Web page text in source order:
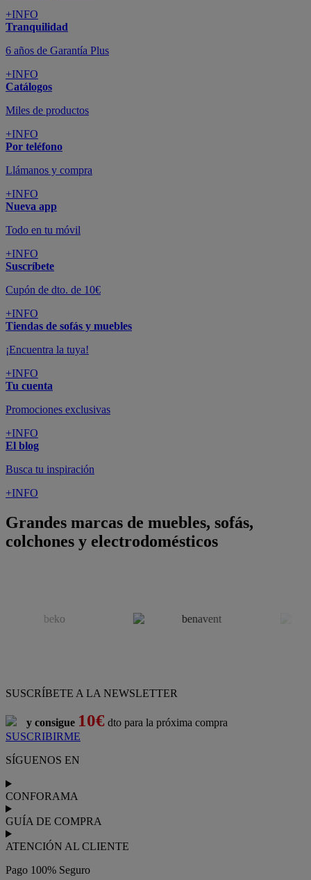
+INFO
Tranquilidad
6 años de Garantía Plus
+INFO
Catálogos
Miles de productos
+INFO
Por teléfono
Llámanos y compra
+INFO
Nueva app
Todo en tu móvil
+INFO
Suscríbete
Cupón de dto. de 10€
+INFO
Tiendas de sofás y muebles
¡Encuentra la tuya!
+INFO
Tu cuenta
Promociones exclusivas
+INFO
El blog
Busca tu inspiración
+INFO
Grandes marcas de muebles, sofás,
colchones y electrodomésticos
SUSCRÍBETE A LA NEWSLETTER
y consigue 10€ dto para la próxima compra
SUSCRIBIRME
SÍGUENOS EN
CONFORAMA
GUÍA DE COMPRA
ATENCIÓN AL CLIENTE
Pago 100% Seguro